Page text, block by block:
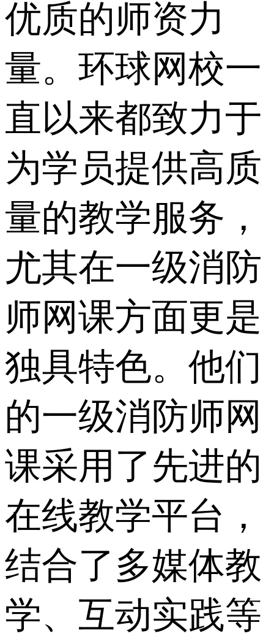
优质的师资力
量。环球网校一
直以来都致力于
为学员提供高质
量的教学服务，
尤其在一级消防
师网课方面更是
独具特色。他们
的一级消防师网
课采用了先进的
在线教学平台，
结合了多媒体教
学、互动实践等